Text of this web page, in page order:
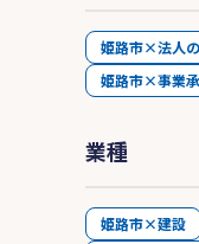
姫路市×法人
姫路市×事業
業種
姫路市×建設